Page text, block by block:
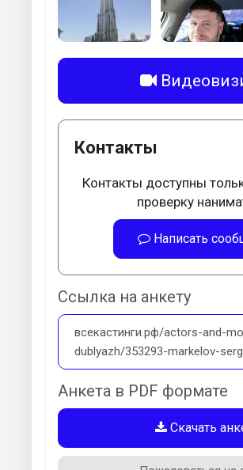
Контакты
Контакты доступны
проверку
Написать
Ссылка на анкету
всекастинги.рф/actors-and-
dublyazh/353293-markelov-
Анкета в PDF формате
Скачать